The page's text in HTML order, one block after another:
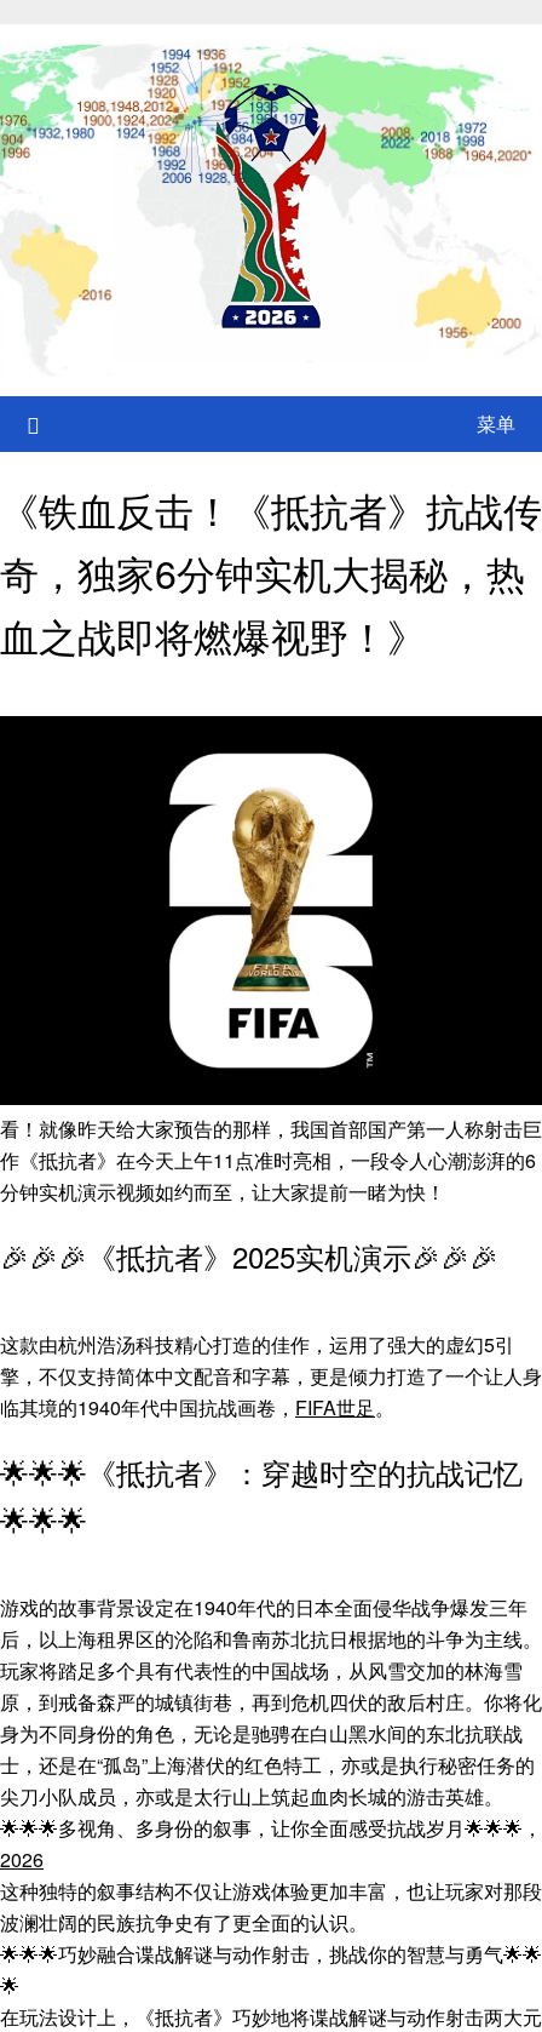
content
菜单
《铁血反击！《抵抗者》抗战传
奇，独家6分钟实机大揭秘，热
血之战即将燃爆视野！》
看！就像昨天给大家预告的那样，我国首部国产第一人称射击巨
作《抵抗者》在今天上午11点准时亮相，一段令人心潮澎湃的6
分钟实机演示视频如约而至，让大家提前一睹为快！
🎉🎉🎉《抵抗者》2025实机演示🎉🎉🎉
这款由杭州浩汤科技精心打造的佳作，运用了强大的虚幻5引
擎，不仅支持简体中文配音和字幕，更是倾力打造了一个让人身
临其境的1940年代中国抗战画卷， FIFA世足。
🌟🌟🌟《抵抗者》：穿越时空的抗战记忆
🌟🌟🌟
游戏的故事背景设定在1940年代的日本全面侵华战争爆发三年
后，以上海租界区的沦陷和鲁南苏北抗日根据地的斗争为主线。
玩家将踏足多个具有代表性的中国战场，从风雪交加的林海雪
原，到戒备森严的城镇街巷，再到危机四伏的敌后村庄。你将化
身为不同身份的角色，无论是驰骋在白山黑水间的东北抗联战
士，还是在“孤岛”上海潜伏的红色特工，亦或是执行秘密任务的
尖刀小队成员，亦或是太行山上筑起血肉长城的游击英雄。
🌟🌟🌟多视角、多身份的叙事，让你全面感受抗战岁月🌟🌟🌟，
2026
这种独特的叙事结构不仅让游戏体验更加丰富，也让玩家对那段
波澜壮阔的民族抗争史有了更全面的认识。
🌟🌟🌟巧妙融合谍战解谜与动作射击，挑战你的智慧与勇气🌟🌟
🌟
在玩法设计上，《抵抗者》巧妙地将谍战解谜与动作射击两大元